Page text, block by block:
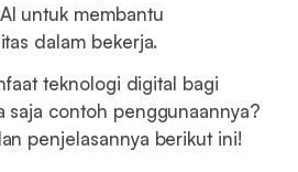
untuk membantu
dalam bekerja.
teknologi digital bagi
saja contoh penggunaannya?
penjelasannya berikut ini!